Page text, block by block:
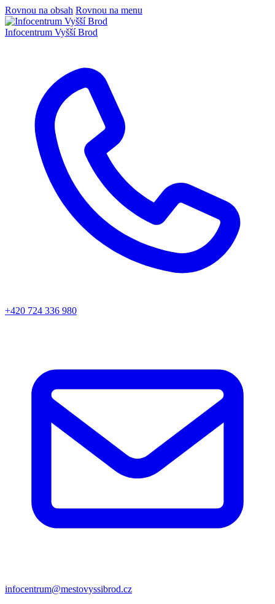
Rovnou na obsah Rovnou na menu
Infocentrum Vyšší Brod
+420 724 336 980
infocentrum@mestovyssibrod.cz